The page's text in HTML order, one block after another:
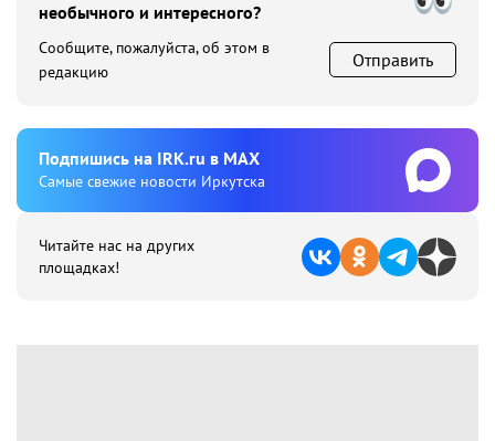
необычного и интересного?
Сообщите, пожалуйста, об этом в
редакцию
Отправить
Подпишиcь на IRK.ru в MAX
Cамые свежие новости Иркутска
Читайте нас на других
площадках!